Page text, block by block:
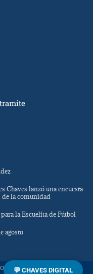
Chaves lanzó una encuesta
de la comunidad
la Escuelita de Fútbol
agosto
los derechos
💬 CHAVES DIGITAL